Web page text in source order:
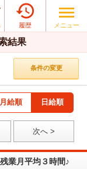

履歴 メニュー
結果
条件の変更
月給順 日給順
次へ >
業月平均３時間♪